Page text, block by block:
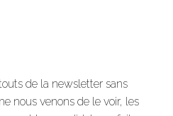
de la newsletter sans
nous venons de le voir, les